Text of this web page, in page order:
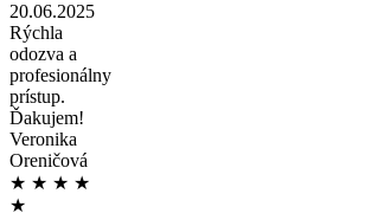
20.06.2025
Rýchla
odozva a
profesionálny
prístup.
Ďakujem!
Veronika
Oreničová
★ ★ ★ ★
★